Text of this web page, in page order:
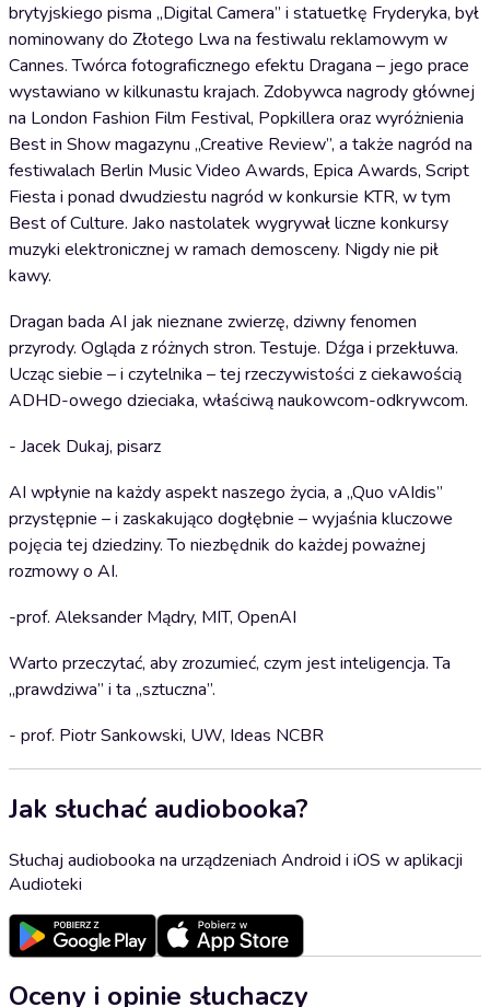
brytyjskiego pisma „Digital Camera” i statuetkę Fryderyka, był
nominowany do Złotego Lwa na festiwalu reklamowym w
Cannes. Twórca fotograficznego efektu Dragana – jego prace
wystawiano w kilkunastu krajach. Zdobywca nagrody głównej
na London Fashion Film Festival, Popkillera oraz wyróżnienia
Best in Show magazynu „Creative Review”, a także nagród na
festiwalach Berlin Music Video Awards, Epica Awards, Script
Fiesta i ponad dwudziestu nagród w konkursie KTR, w tym
Best of Culture. Jako nastolatek wygrywał liczne konkursy
muzyki elektronicznej w ramach demosceny. Nigdy nie pił
kawy.
Dragan bada AI jak nieznane zwierzę, dziwny fenomen
przyrody. Ogląda z różnych stron. Testuje. Dźga i przekłuwa.
Ucząc siebie – i czytelnika – tej rzeczywistości z ciekawością
ADHD-owego dzieciaka, właściwą naukowcom-odkrywcom.
- Jacek Dukaj, pisarz
AI wpłynie na każdy aspekt naszego życia, a „Quo vAIdis”
przystępnie – i zaskakująco dogłębnie – wyjaśnia kluczowe
pojęcia tej dziedziny. To niezbędnik do każdej poważnej
rozmowy o AI.
-prof. Aleksander Mądry, MIT, OpenAI
Warto przeczytać, aby zrozumieć, czym jest inteligencja. Ta
„prawdziwa” i ta „sztuczna”.
- prof. Piotr Sankowski, UW, Ideas NCBR
Jak słuchać audiobooka?
Słuchaj audiobooka na urządzeniach Android i iOS w aplikacji
Audioteki
Oceny i opinie słuchaczy